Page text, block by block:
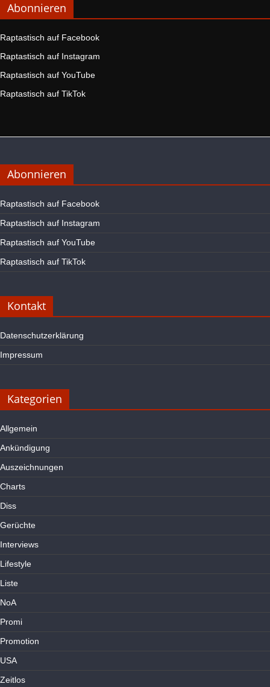
Abonnieren
Raptastisch auf Facebook
Raptastisch auf Instagram
Raptastisch auf YouTube
Raptastisch auf TikTok
Abonnieren
Raptastisch auf Facebook
Raptastisch auf Instagram
Raptastisch auf YouTube
Raptastisch auf TikTok
Kontakt
Datenschutzerklärung
Impressum
Kategorien
Allgemein
Ankündigung
Auszeichnungen
Charts
Diss
Gerüchte
Interviews
Lifestyle
Liste
NoA
Promi
Promotion
USA
Zeitlos